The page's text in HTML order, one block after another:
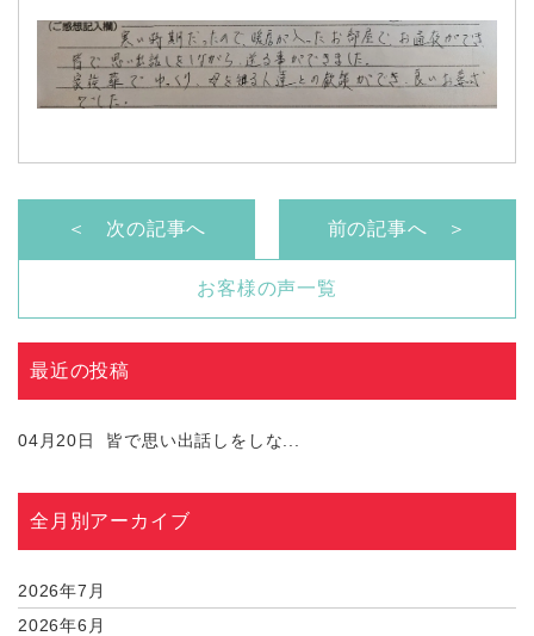
＜ 次の記事へ
お客様の声一覧
前の記事へ ＞
最近の投稿
04月20日 皆で思い出話しをしな...
全月別アーカイブ
2026年7月
2026年6月